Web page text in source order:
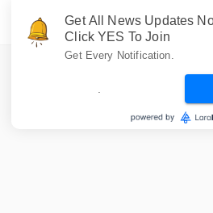
Get All News Updates
Click YES To Join
Get Every Notification.